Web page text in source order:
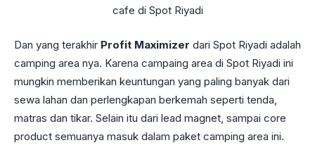
cafe di Spot Riyadi
Dan yang terakhir Profit Maximizer dari Spot Riyadi adalah
camping area nya. Karena campaing area di Spot Riyadi ini
mungkin memberikan keuntungan yang paling banyak dari
sewa lahan dan perlengkapan berkemah seperti tenda,
matras dan tikar. Selain itu dari lead magnet, sampai core
product semuanya masuk dalam paket camping area ini.